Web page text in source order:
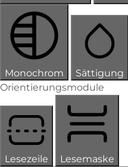
Monochrom
Sättigung
Orientierungsmodule
Lesezeile
Lesemaske